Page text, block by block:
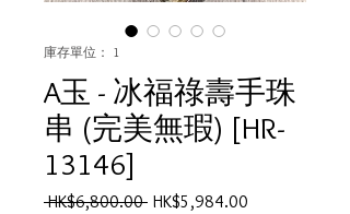
庫存單位： 1
A玉 - 冰福祿壽手珠
串 (完美無瑕) [HR-
13146]
HK$6,800.00 一HK$5,984.00